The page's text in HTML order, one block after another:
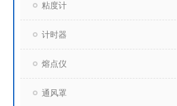
粘度计
计时器
熔点仪
通风罩